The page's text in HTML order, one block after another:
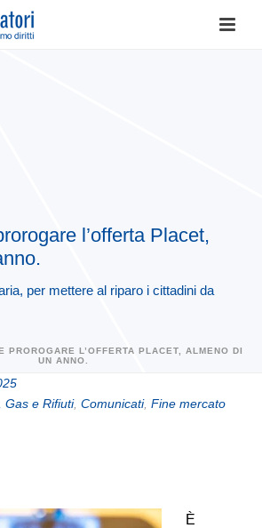
l’offerta Placet,
per mettere al riparo i cittadini da
PROROGARE L’OFFERTA PLACET, ALMENO DI
UN ANNO.
Gas e Rifiuti, Comunicati, Fine mercato
È